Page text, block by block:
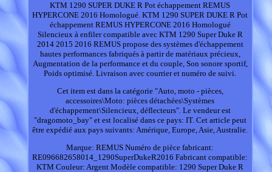
KTM 1290 SUPER DUKE R Pot échappement REMUS
HYPERCONE 2016 Homologué. KTM 1290 SUPER DUKE R Pot
échappement REMUS HYPERCONE 2016 Homologué
Silencieux à enfiler compatible avec KTM 1290 Super Duke R
2014 2015 2016 REMUS propose des systèmes d'échappement
hautes performances fabriqués à partir de matériaux précieux,
Augmentation de la performance et du couple, Son sonore sportif,
Poids optimisé. Livraison avec courrier et numéro de suivi.
Cet item est dans la catégorie "Auto, moto - pièces,
accessoires\Moto: pièces détachées\Systèmes
d'échappement\Silencieux, déflecteurs". Le vendeur est
"dragomoto_bay" et est localisé dans ce pays: IT. Cet article peut
être expédié aux pays suivants: Amérique, Europe, Asie, Australie.
Marque: REMUS Numéro de pièce fabricant:
RE096682658014_1290SuperDukeR2016 Fabricant compatible:
KTM Couleur: Argent Modèle compatible: 1290 Super Duke R